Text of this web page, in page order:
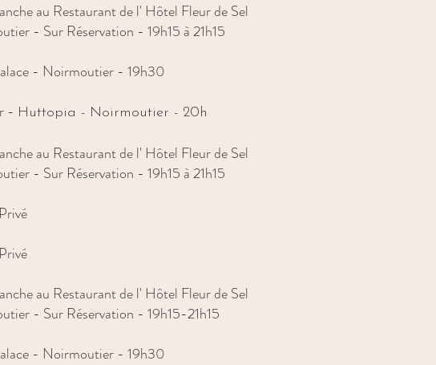
au Restaurant de l' Hôtel Fleur de Sel
- Sur Réservation - 19h15 à 21h15
- Noirmoutier - 19h30
- Huttopia - Noirmoutier - 20h
au Restaurant de l' Hôtel Fleur de Sel
- Sur Réservation - 19h15 à 21h15
au Restaurant de l' Hôtel Fleur de Sel
- Sur Réservation - 19h15-21h15
- Noirmoutier - 19h30